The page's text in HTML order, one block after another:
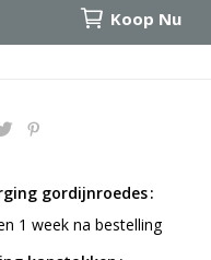
Koop Nu
gordijnroedes
1 week na bestelling